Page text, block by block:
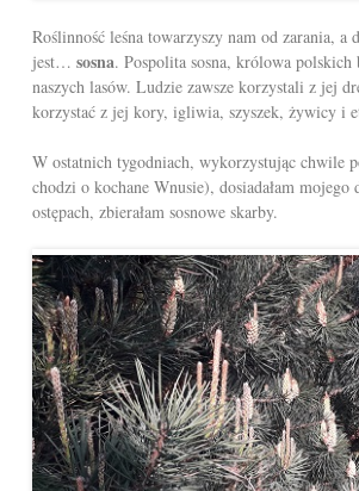
Roślinność leśna towarzyszy nam od zarania,
jest… sosna. Pospolita sosna, królowa
naszych lasów. Ludzie zawsze korzystali z jej
korzystać z jej kory, igliwia, szyszek, żywicy i
W ostatnich tygodniach, wykorzystując chwile
chodzi o kochane Wnusie), dosiadałam
ostępach, zbierałam sosnowe skarby.